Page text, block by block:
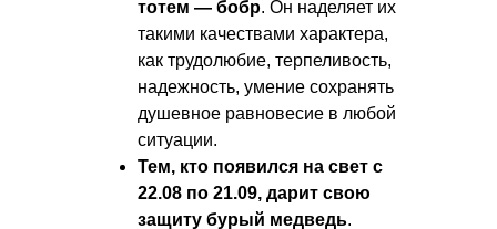
тотем — бобр. Он наделяет их
такими качествами характера,
как трудолюбие, терпеливость,
надежность, умение сохранять
душевное равновесие в любой
ситуации.
Тем, кто появился на свет с
22.08 по 21.09, дарит свою
защиту бурый медведь.